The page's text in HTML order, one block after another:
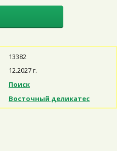
13382
12.2027 г.
Поиск
Восточный деликатес